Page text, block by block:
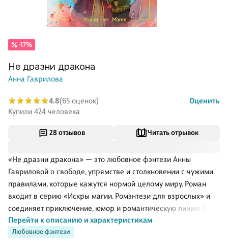
28 отзывов Читать отрывок
Любовное фэнтези
«Не дразни дракона» — это любовное фэнтези Анны
Гавриловой о свободе, упрямстве и столкновении с чужими
правилами, которые кажутся нормой целому миру. Роман
входит в серию «Искры магии. Ромэнтези для взрослых» и
соединяет приключение, юмор и романтическую линию без
тяжеловесной подачи. В центре истории — не только
драконы и кланы, но и спор о праве человека самому
Перейти к описанию и характеристикам
-17%
Не дразни дракона
Анна Гаврилова
4.8(65 оценок)
Оценить
Купили 424 человека